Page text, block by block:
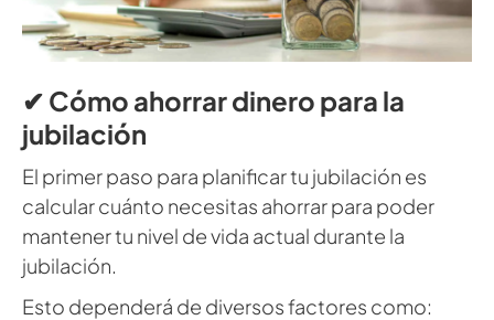
✔ Cómo ahorrar dinero para la
jubilación
El primer paso para planificar tu jubilación es
calcular cuánto necesitas ahorrar para poder
mantener tu nivel de vida actual durante la
jubilación.
Esto dependerá de diversos factores como: